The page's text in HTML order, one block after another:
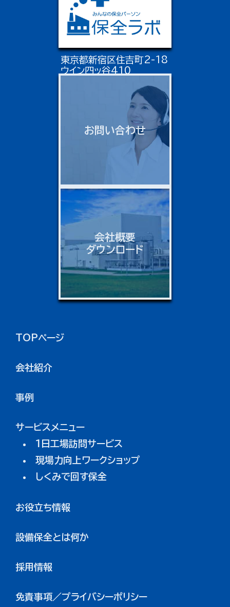
東京都新宿区住吉町2-18
ウイン四ッ谷410
お問い合わせ
会社概要
ダウンロード
TOPページ
会社紹介
事例
サービスメニュー
1日工場訪問サービス
現場力向上ワークショップ
しくみで回す保全
お役立ち情報
設備保全とは何か
採用情報
免責事項／プライバシーポリシー